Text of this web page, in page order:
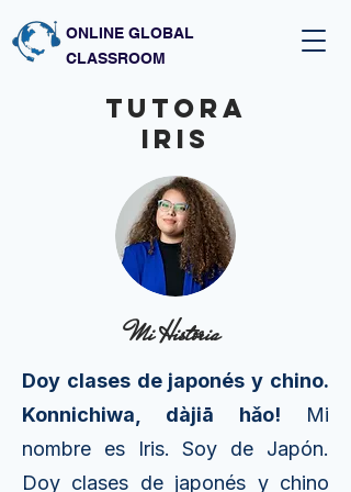
ONLINE GLOBAL
CLASSROOM
Tutora
iris
Mi Historia
Doy clases de japonés y chino.
Konnichiwa, dàjiā hǎo! Mi
nombre es Iris. Soy de Japón.
Doy clases de japonés y chino